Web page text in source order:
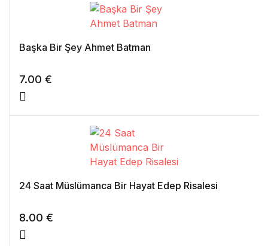
Başka Bir Şey Ahmet Batman
7.00 €
24 Saat Müslümanca Bir Hayat Edep Risalesi
8.00 €